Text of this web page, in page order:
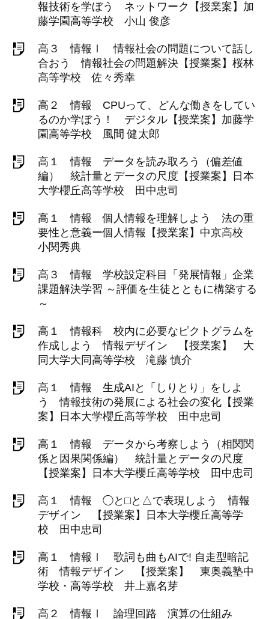
報技術を学ぼう ネットワーク【授業案】加
藤学園高等学校 小山 俊彦
高３ 情報Ⅰ 情報社会の問題について話し
合おう 情報社会の問題解決【授業案】桜林
高等学校 佐々秀幸
高２ 情報 CPUって、どんな働きをしてい
るのか学ぼう！ デジタル【授業案】加藤学
園高等学校 風間 健太郎
高１ 情報 データを読み取ろう（偏差値
編） 統計量とデータの尺度【授業案】日本
大学櫻丘高等学校 田中忠司
高１ 情報 個人情報を理解しよう 法の重
要性と意義ー個人情報【授業案】中京高校
小関秀典
高３ 情報 学校設定科目「発展情報」企業
課題解決学習 ～評価を生徒とともに構築する
～
高１ 情報科 校内に必要なピクトグラムを
作成しよう 情報デザイン 【授業案】 大
同大学大同高等学校 滝藤 慎介
高１ 情報 生成AIと「しりとり」をしよ
う 情報技術の発展による社会の変化【授業
案】日本大学櫻丘高等学校 田中忠司
高１ 情報 データから考察しよう（相関関
係と因果関係編） 統計量とデータの尺度
【授業案】日本大学櫻丘高等学校 田中忠司
高１ 情報 ◯と⬜︎と△で表現しよう 情報
デザイン 【授業案】日本大学櫻丘高等学
校 田中忠司
高１ 情報Ⅰ 歌詞も曲もAIで! 自走型暗記
術 情報デザイン 【授業案】 東奥義塾中
学校・高等学校 井上嘉名芽
高２ 情報Ⅰ 論理回路 演算の仕組み